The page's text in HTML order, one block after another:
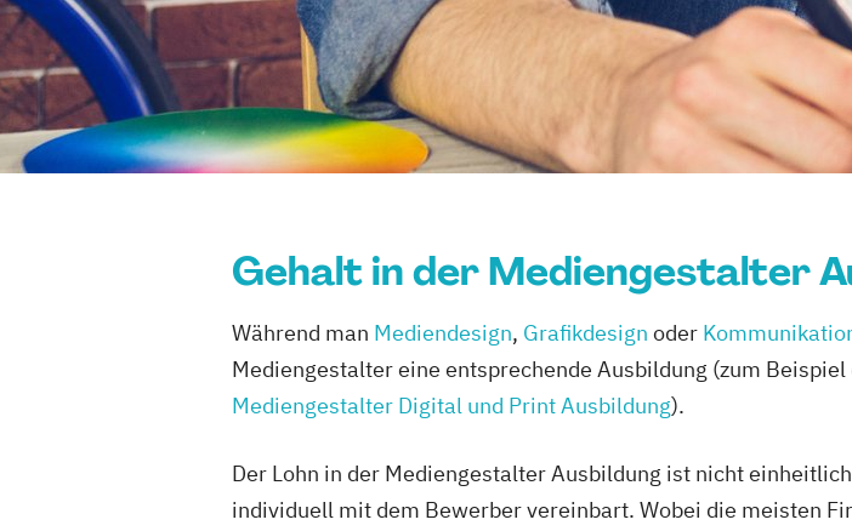
Gehalt in der Mediengestalter
Während man Mediendesign, Grafikdesign oder
Mediengestalter eine entsprechende Ausbildung (zum Beispiel
Mediengestalter Digital und Print Ausbildung).
Der Lohn in der Mediengestalter Ausbildung ist nicht
individuell mit dem Bewerber vereinbart. Wobei die meisten